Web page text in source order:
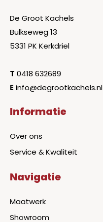
De Groot Kachels
Bulkseweg 13
5331 PK Kerkdriel
T 0418 632689
E info@degrootkachels.nl
Informatie
Over ons
Service & Kwaliteit
Navigatie
Maatwerk
Showroom